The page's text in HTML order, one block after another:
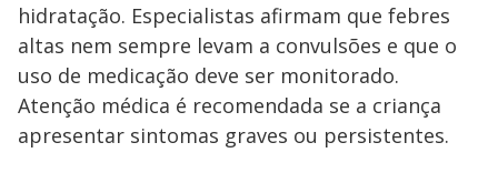
hidratação. Especialistas afirmam que febres
altas nem sempre levam a convulsões e que o
uso de medicação deve ser monitorado.
Atenção médica é recomendada se a criança
apresentar sintomas graves ou persistentes.